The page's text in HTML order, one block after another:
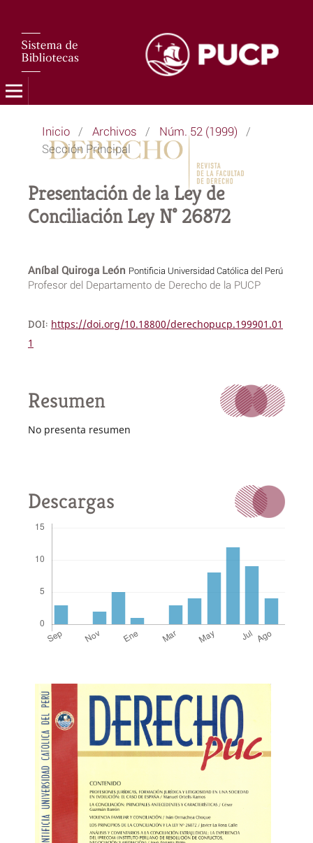
Inicio / Archivos / Núm. 52 (1999) /
Sección Principal
Presentación de la Ley de
Conciliación Ley N° 26872
Aníbal Quiroga León Pontificia Universidad Católica del Perú
Profesor del Departamento de Derecho de la PUCP
DOI: https://doi.org/10.18800/derechopucp.199901.01
1
Resumen
No presenta resumen
Descargas